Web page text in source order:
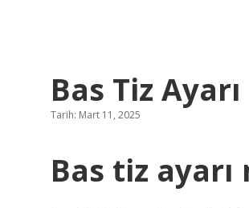
Bas Tiz
Tarih: Mart 11, 2025
Bas tiz ayarı